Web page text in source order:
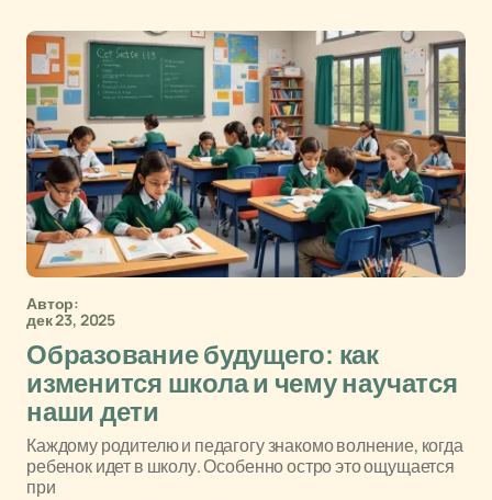
Автор:
дек 23, 2025
Образование будущего: как
изменится школа и чему научатся
наши дети
Каждому родителю и педагогу знакомо волнение, когда
ребенок идет в школу. Особенно остро это ощущается
при